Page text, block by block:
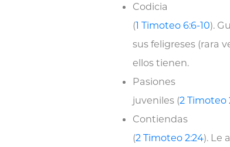
Codicia
(1 Timoteo 6:6-10).
sus feligreses (rara
ellos tienen.
Pasiones
juveniles (2 Timoteo
Contiendas
(2 Timoteo 2:24). Le